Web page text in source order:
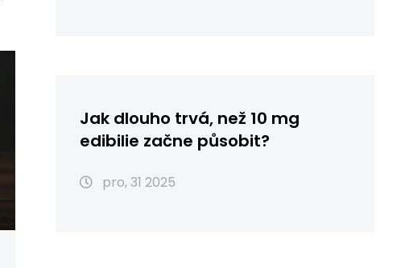
Jak dlouho trvá, než 10 mg
edibilie začne působit?
pro, 31 2025